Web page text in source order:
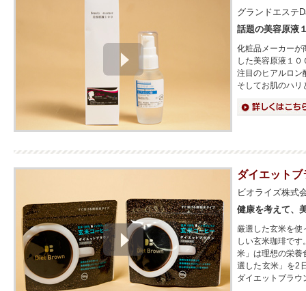
グランドエステ
話題の美容原液
化粧品メーカーが
した美容原液１
注目のヒアルロン
そしてお肌のハリ
詳細はこちら
ダイエットブ
ビオライズ株式
健康を考えて、
厳選した玄米を
しい玄米珈琲で
米」は理想の栄養
選した玄米」を2
ダイエットブラウ